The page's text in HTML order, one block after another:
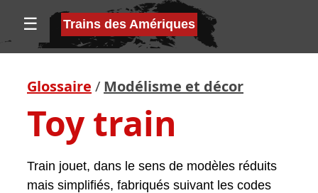
☰ Trains des Amériques
Glossaire / Modélisme et décor
Toy train
Train jouet, dans le sens de modèles réduits
mais simplifiés, fabriqués suivant les codes